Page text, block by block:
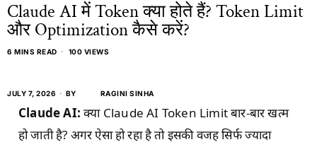
Claude AI में Token क्या होते हैं? Token Limit
और Optimization कैसे करें?
6 MINS READ 100 VIEWS
JULY 7, 2026 BY RAGINI SINHA
Claude AI: क्या Claude AI Token Limit बार-बार खत्म
हो जाती है? अगर ऐसा हो रहा है तो इसकी वजह सिर्फ ज्यादा